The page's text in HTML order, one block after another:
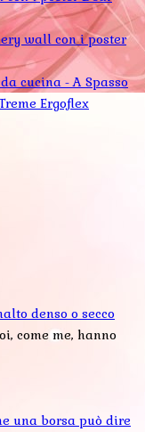
wall con i poster
cucina - A Spasso
Ergoflex
denso o secco
come me, hanno
una borsa può dire